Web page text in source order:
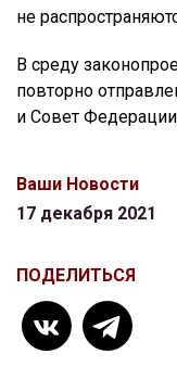
не
В среду
повторно
и Совет
Ваши Новости
17 декабря 2021
ПОДЕЛИТЬСЯ